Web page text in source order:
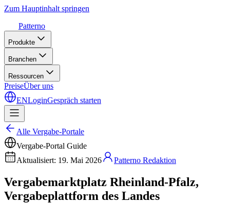
Zum Hauptinhalt springen
Patterno
Produkte
Branchen
Ressourcen
PreiseÜber uns
ENLoginGespräch starten
Alle Vergabe-Portale
Vergabe-Portal Guide
Aktualisiert: 19. Mai 2026 Patterno Redaktion
Vergabemarktplatz Rheinland-Pfalz,
Vergabeplattform des Landes